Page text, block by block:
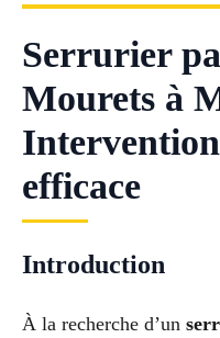
Serrurier
Mourets à
efficace
Introduction
À la recherche d’un